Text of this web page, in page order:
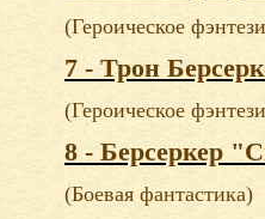
(Героическое
7 - Трон
(Героическое
8 - Берсеркер
(Боевая фантастика)